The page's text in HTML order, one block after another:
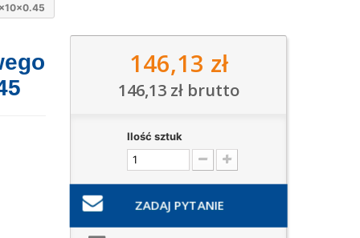
146,13 zł
146,13 złbrutto
Ilość sztuk
ZADAJ PYTANIE